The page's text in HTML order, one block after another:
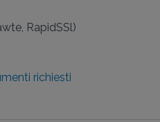
RapidSSl)
richiesti